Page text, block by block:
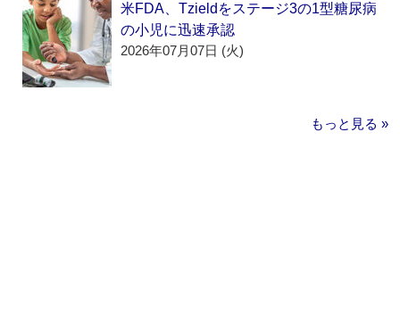
米FDA、Tzieldをステージ3の1型糖尿病
の小児に迅速承認
2026年07月07日 (火)
もっと見る »